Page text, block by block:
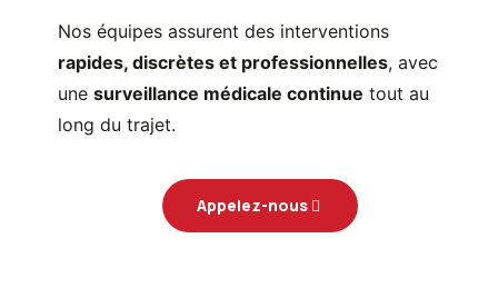
Nos équipes assurent des interventions
rapides, discrètes et professionnelles, avec
unesurveillance médicale continue tout au
long du trajet.
Appelez-nous